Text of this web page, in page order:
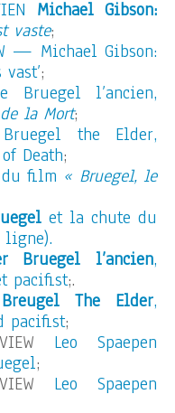
Michael Gibson:
vaste;
— Michael Gibson:
;
Bruegel l’ancien,
la Mort;
the Elder,
Death;
film « Bruegel, le
et la chute du
ligne).
Bruegel l’ancien,
pacifist;.
The Elder,
pacifist;
Leo Spaepen
;
Leo Spaepen